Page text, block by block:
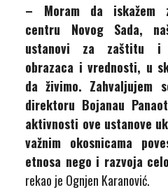
– Moram da iskažem
centru Novog Sada,
ustanovi za zaštitu i
obrazaca i vrednosti, u
da živimo. Zahvaljujem
direktoru Bojanau
aktivnosti ove ustanove
važnim okosnicama
etnosa nego i razvoja
rekao je Ognjen Karanović.